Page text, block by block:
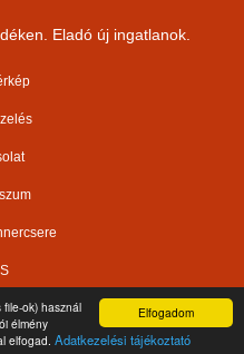
Elfogadom
ok) használ
élmény
elfogad. Adatkezelési tájékoztató
Eladó új ingatlanok.
nyilvántartó, ügyviteli és
szoftver